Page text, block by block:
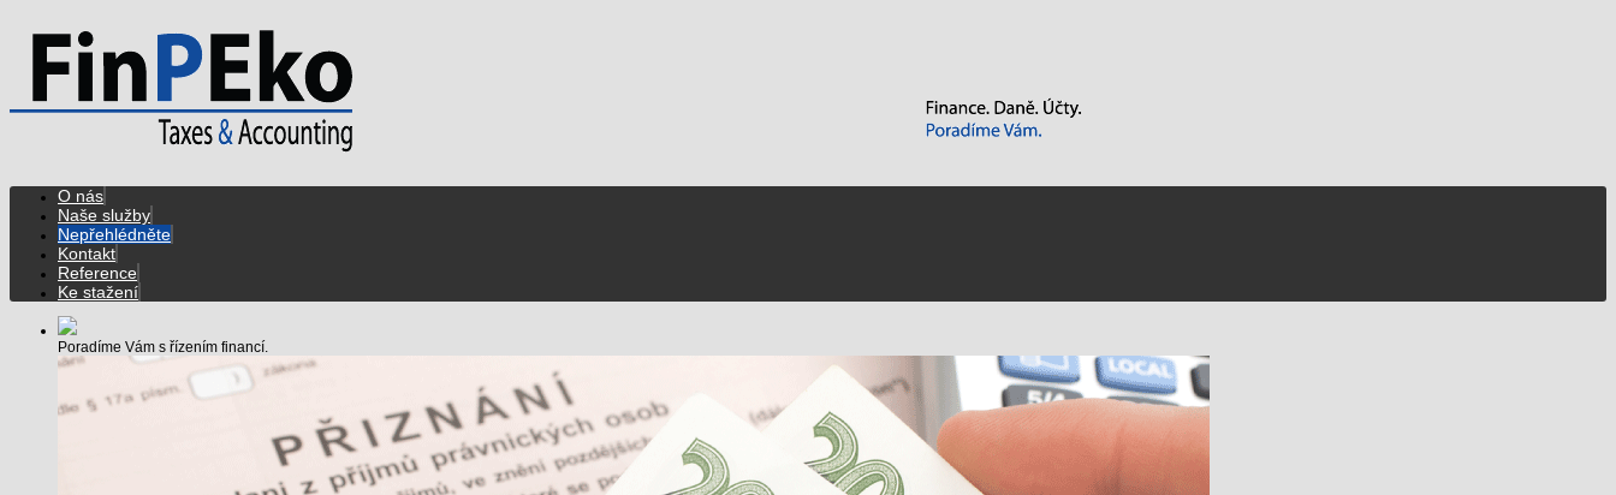
O nás
Naše služby
Nepřehlédněte
Kontakt
Reference
Ke stažení
Poradíme Vám s řízením financí.